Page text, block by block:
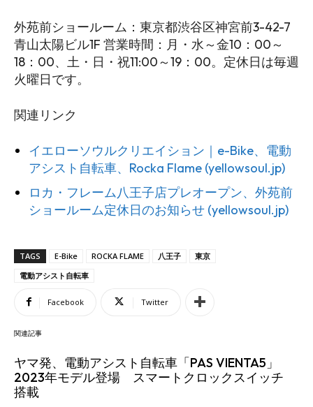
外苑前ショールーム：東京都渋谷区神宮前3-42-7
青山太陽ビル1F 営業時間：月・水～金10：00～
18：00、土・日・祝11:00～19：00。定休日は毎週
火曜日です。
関連リンク
イエローソウルクリエイション｜e-Bike、電動
アシスト自転車、Rocka Flame (yellowsoul.jp)
ロカ・フレーム八王子店プレオープン、外苑前
ショールーム定休日のお知らせ (yellowsoul.jp)
TAGS E-Bike ROCKA FLAME 八王子
東京
電動アシスト自転車
Facebook Twitter
関連記事
ヤマ発、電動アシスト自転車「PAS VIENTA5」
2023年モデル登場 スマートクロックスイッチ
搭載